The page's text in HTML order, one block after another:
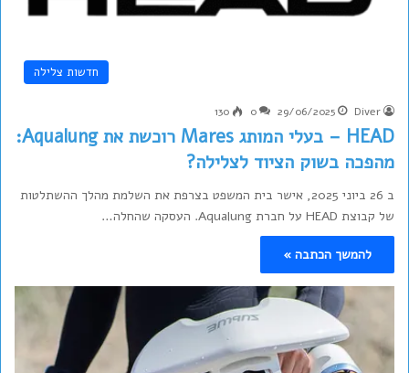
חדשות צלילה
Diver
29/06/2025
0
130
HEAD – בעלי המותג Mares רוכשת את Aqualung:
מהפכה בשוק הציוד לצלילה?
ב 26 ביוני 2025, אישר בית המשפט בצרפת את השלמת מהלך ההשתלטות
של קבוצת HEAD על חברת Aqualung. העסקה שהחלה…
להמשך הכתבה »